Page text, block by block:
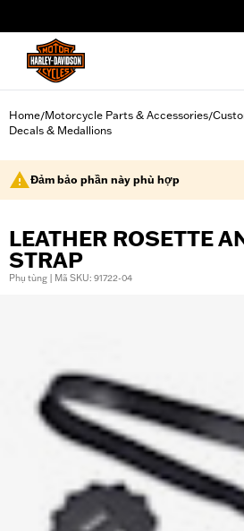
Home/Motorcycle Parts & Accessories/
Decals & Medallions
Đảm bảo phần này phù hợp
LEATHER ROSETTE
STRAP
Phụ tùng | Mã SKU: 91722-04